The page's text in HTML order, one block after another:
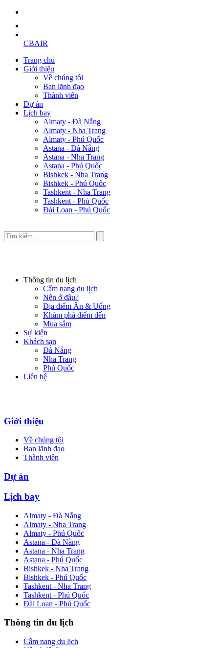
CBAIR
Trang chủ
Giới thiệu
Về chúng tôi
Ban lãnh đạo
Thành viên
Dự án
Lịch bay
Almaty - Đà Nẵng
Almaty - Nha Trang
Almaty - Phú Quốc
Astana - Đà Nẵng
Astana - Nha Trang
Astana - Phú Quốc
Bishkek - Nha Trang
Bishkek - Phú Quốc
Tashkent - Nha Trang
Tashkent - Phú Quốc
Đài Loan - Phú Quốc
Thông tin du lịch
Cẩm nang du lịch
Nên ở đâu?
Địa điểm Ăn & Uống
Khám phá điểm đến
Mua sắm
Sự kiện
Khách sạn
Đà Nẵng
Nha Trang
Phú Quốc
Liên hệ
Giới thiệu
Về chúng tôi
Ban lãnh đạo
Thành viên
Dự án
Lịch bay
Almaty - Đà Nẵng
Almaty - Nha Trang
Almaty - Phú Quốc
Astana - Đà Nẵng
Astana - Nha Trang
Astana - Phú Quốc
Bishkek - Nha Trang
Bishkek - Phú Quốc
Tashkent - Nha Trang
Tashkent - Phú Quốc
Đài Loan - Phú Quốc
Thông tin du lịch
Cẩm nang du lịch